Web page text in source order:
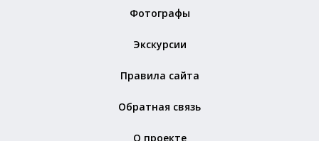
Фотографы
Экскурсии
Правила сайта
Обратная связь
О проекте